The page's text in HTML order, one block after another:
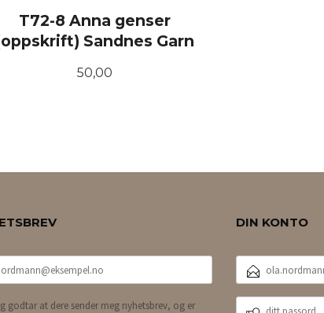
T72-8 Anna genser
Sandnes Garn
Pris
50,00
godtar at dere sender meg nyhetsbrev, og er
DIN KONTO
POSTADRESSE